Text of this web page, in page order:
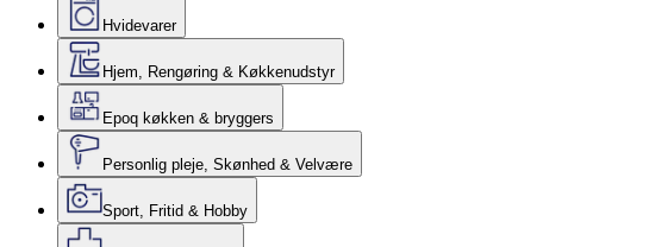
Hvidevarer
Hjem, Rengøring & Køkkenudstyr
Epoq køkken & bryggers
Personlig pleje, Skønhed & Velvære
Sport, Fritid & Hobby